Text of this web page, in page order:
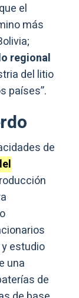
el
más
regional
del litio
países”.
de
estudio
una
de